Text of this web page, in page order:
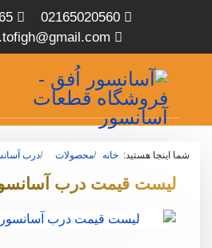
02165020560
شما اینجا هستید: خانه محصولات درب
لیست قیمت درب آسانسور